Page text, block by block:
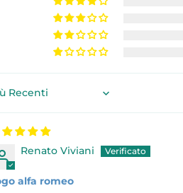
by
Renato Viviani
alfa romeo